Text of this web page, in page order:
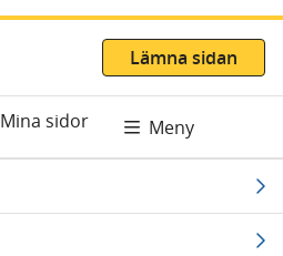
Lämna sidan
Mina sidor Meny